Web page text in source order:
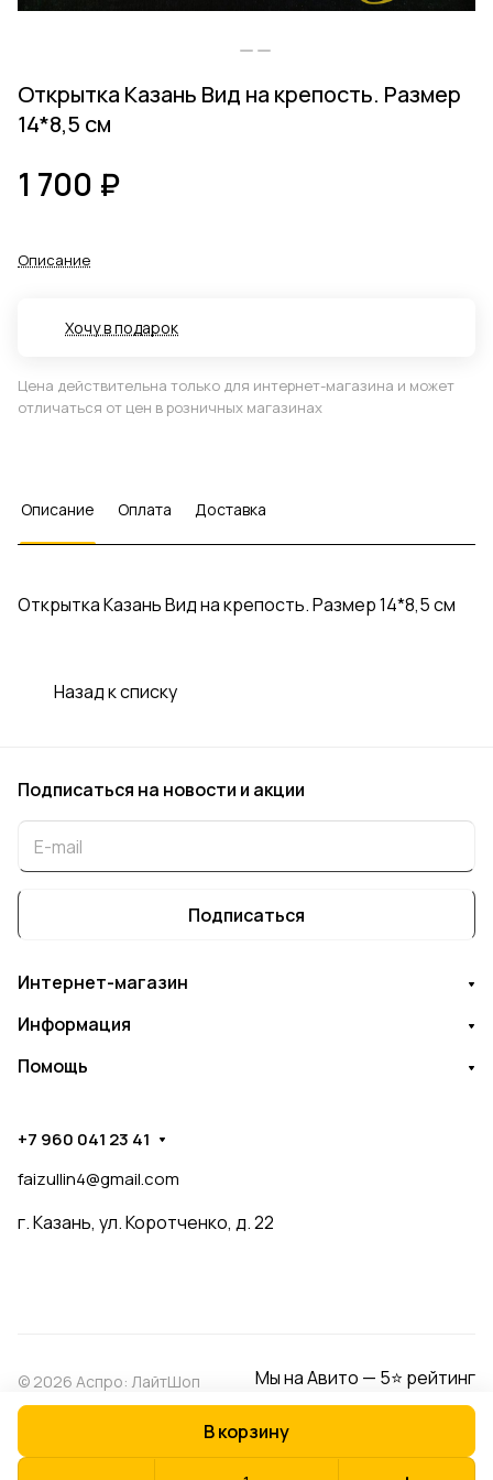
Открытка Казань Вид на крепость. Размер
14*8,5 см
1 700 ₽
В корзину
Описание
Хочу в подарок
Цена действительна только для интернет-магазина и может
отличаться от цен в розничных магазинах
Описание Оплата Доставка
Открытка Казань Вид на крепость. Размер 14*8,5 см
Назад к списку
Подписаться на новости и акции
Подписаться
Интернет-магазин
Информация
Помощь
+7 960 041 23 41
faizullin4@gmail.com
г. Казань, ул. Коротченко, д. 22
© 2026 Аспро: ЛайтШоп Мы на Авито — 5⭐ рейтинг
Оферта
Разработано в